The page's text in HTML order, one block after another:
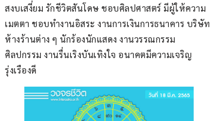
สงบเสงี่ยม รักชีวิตสันโดษ ชอบศิลปศาสตร์ มีผู้ให้ความ
เมตตา ชอบทำงานอิสระ งานการเงินการธนาคาร บริษัท
ห้างร้านต่าง ๆ นักร้องนักแสดง งานวรรณกรรม
ศิลปกรรม งานรื่นเริงบันเทิงใจ อนาคตมีความเจริญ
รุ่งเรืองดี